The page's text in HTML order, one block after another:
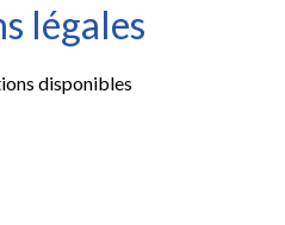
légales
disponibles